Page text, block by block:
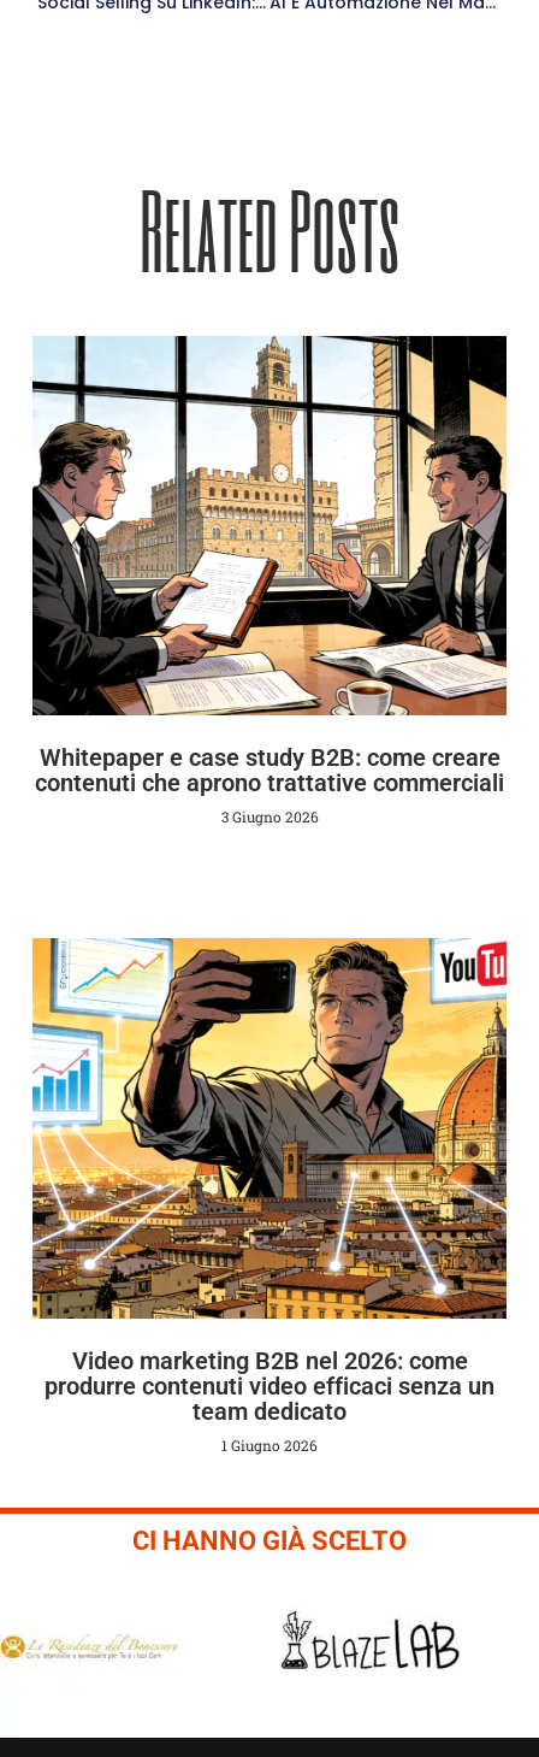
Related Posts
Whitepaper e case study B2B: come creare
contenuti che aprono trattative commerciali
3 Giugno 2026
Video marketing B2B nel 2026: come
produrre contenuti video efficaci senza un
team dedicato
1 Giugno 2026
CI HANNO GIÀ SCELTO